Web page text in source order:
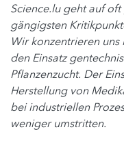
Science.lu geht auf
gängigsten
Wir konzentrieren
den Einsatz
Pflanzenzucht. Der
Herstellung von
bei industriellen
weniger umstritten.